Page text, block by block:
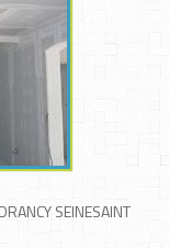
SEINESAINT